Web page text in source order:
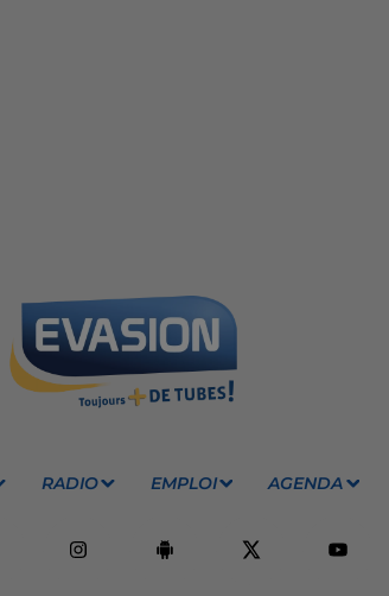
RADIO EMPLOI AGENDA